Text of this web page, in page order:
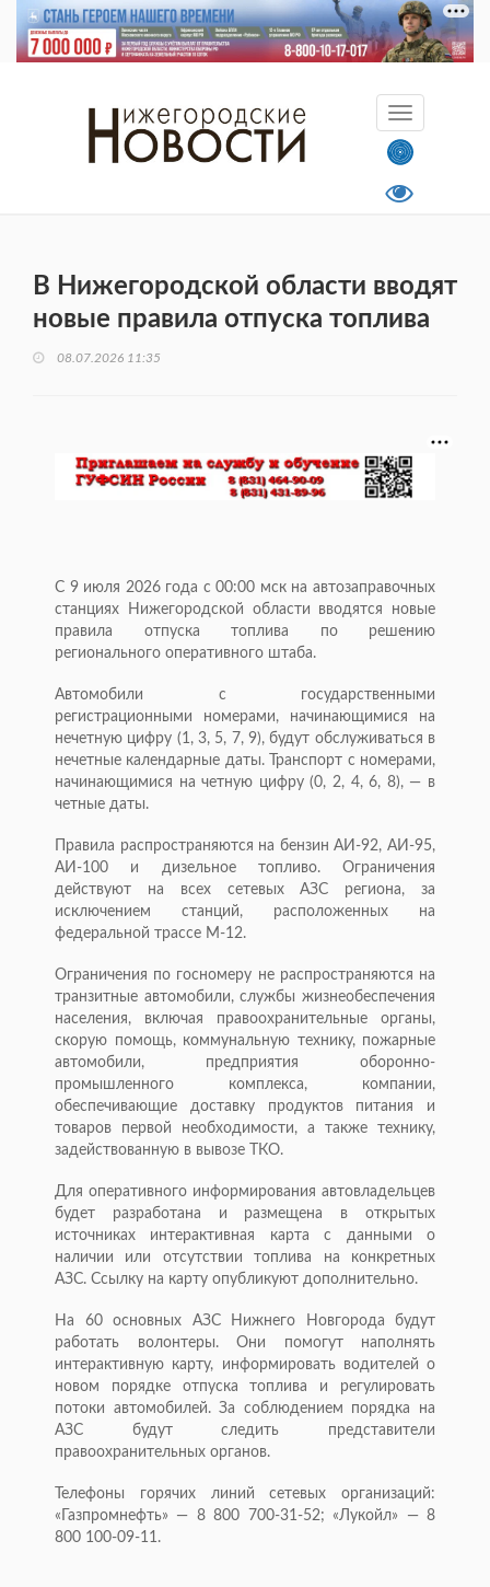
В Нижегородской области вводят
новые правила отпуска топлива
08.07.2026 11:35
С 9 июля 2026 года с 00:00 мск на автозаправочных
станциях Нижегородской области вводятся новые
правила отпуска топлива по решению
регионального оперативного штаба.
Автомобили с государственными
регистрационными номерами, начинающимися на
нечетную цифру (1, 3, 5, 7, 9), будут обслуживаться в
нечетные календарные даты. Транспорт с номерами,
начинающимися на четную цифру (0, 2, 4, 6, 8), — в
четные даты.
Правила распространяются на бензин АИ-92, АИ-95,
АИ-100 и дизельное топливо. Ограничения
действуют на всех сетевых АЗС региона, за
исключением станций, расположенных на
федеральной трассе М-12.
Ограничения по госномеру не распространяются на
транзитные автомобили, службы жизнеобеспечения
населения, включая правоохранительные органы,
скорую помощь, коммунальную технику, пожарные
автомобили, предприятия оборонно-
промышленного комплекса, компании,
обеспечивающие доставку продуктов питания и
товаров первой необходимости, а также технику,
задействованную в вывозе ТКО.
Для оперативного информирования автовладельцев
будет разработана и размещена в открытых
источниках интерактивная карта с данными о
наличии или отсутствии топлива на конкретных
АЗС. Ссылку на карту опубликуют дополнительно.
На 60 основных АЗС Нижнего Новгорода будут
работать волонтеры. Они помогут наполнять
интерактивную карту, информировать водителей о
новом порядке отпуска топлива и регулировать
потоки автомобилей. За соблюдением порядка на
АЗС будут следить представители
правоохранительных органов.
Телефоны горячих линий сетевых организаций:
«Газпромнефть» — 8 800 700-31-52; «Лукойл» — 8
800 100-09-11.